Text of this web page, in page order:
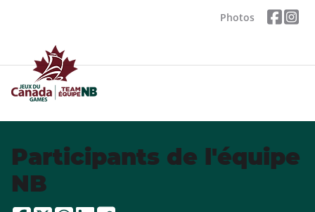
Photos
Participants de l'équipe
NB